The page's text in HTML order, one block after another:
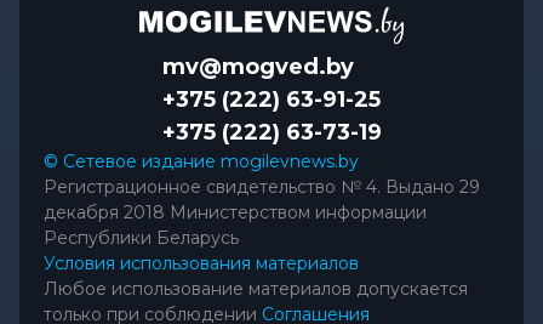
mv@mogved.by
+375 (222) 63-91-25
+375 (222) 63-73-19
© Сетевое издание mogilevnews.by
Регистрационное свидетельство № 4. Выдано 29
декабря 2018 Министерством информации
Республики Беларусь
Условия использования материалов
Любое использование материалов допускается
только при соблюдении Соглашения